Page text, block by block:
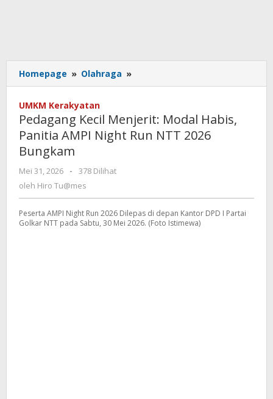
Homepage » Olahraga »
Kecil
Habis,
Panitia
2026
Bungkam
UMKM Kerakyatan
Pedagang Kecil Menjerit: Modal Habis,
Panitia AMPI Night Run NTT 2026
Bungkam
Mei 31, 2026
oleh
Hiro
-
378 Dilihat
oleh Hiro Tu@mes
Peserta AMPI Night Run 2026 Dilepas di depan Kantor DPD I Partai
Golkar NTT pada Sabtu, 30 Mei 2026. (Foto Istimewa)